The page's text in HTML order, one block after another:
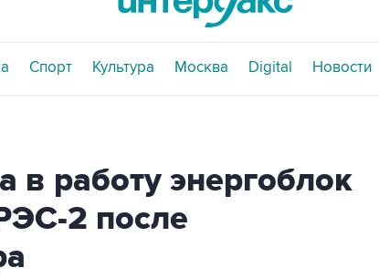
Спорт Культура Москва Digital Новости
в работу энергоблок
2 после